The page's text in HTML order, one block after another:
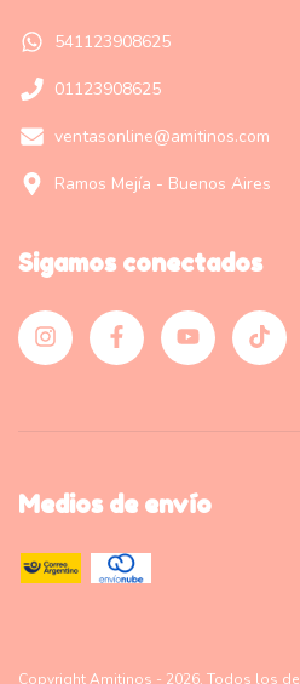
541123908625
01123908625
ventasonline@amitinos.com
Ramos Mejía - Buenos Aires
Sigamos conectados
Medios de envío
Copyright Amitinos - 2026. Todos los